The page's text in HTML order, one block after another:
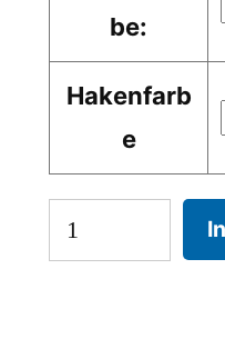
be:
Hakenfarb
e
Bamboo